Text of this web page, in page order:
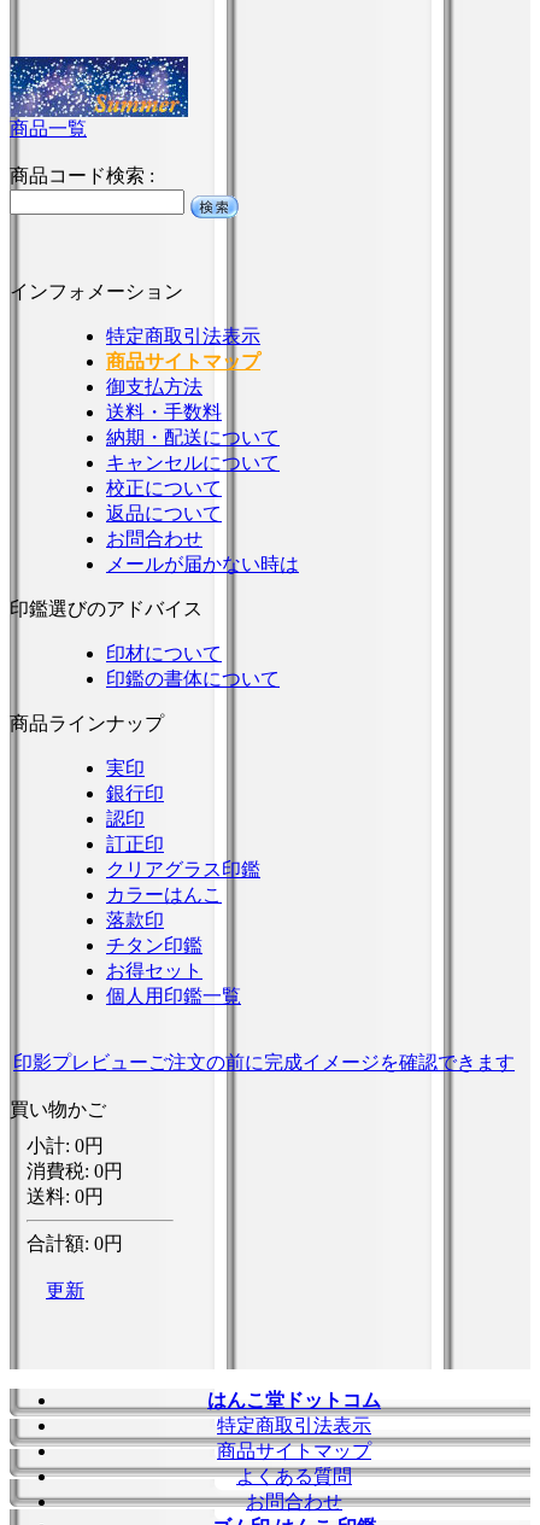
商品一覧
商品コード検索 :
インフォメーション
特定商取引法表示
商品サイトマップ
御支払方法
送料・手数料
納期・配送について
キャンセルについて
校正について
返品について
お問合わせ
メールが届かない時は
印鑑選びのアドバイス
印材について
印鑑の書体について
商品ラインナップ
実印
銀行印
認印
訂正印
クリアグラス印鑑
カラーはんこ
落款印
チタン印鑑
お得セット
個人用印鑑一覧
印影プレビューご注文の前に完成イメージを確認できます
買い物かご
はんこ堂ドットコム
特定商取引法表示
商品サイトマップ
よくある質問
お問合わせ